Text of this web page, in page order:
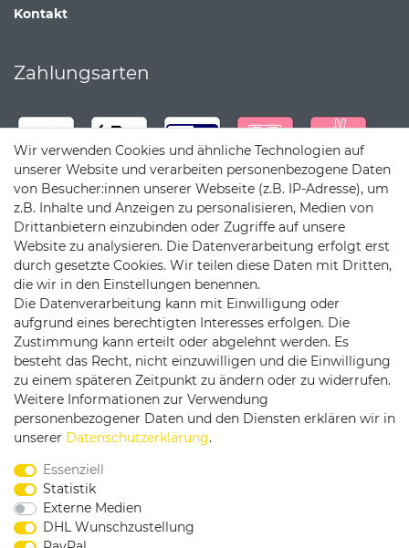
Kontakt
Zahlungsarten
Versandpartner
Service & Kontakt
Rufen Sie uns an unter:
0375 - 21459172
Wir verwenden Cookies und ähnliche Technologien auf
unserer Website und verarbeiten personenbezogene Daten
von Besucher:innen unserer Webseite (z.B. IP-Adresse), um
z.B. Inhalte und Anzeigen zu personalisieren, Medien von
Drittanbietern einzubinden oder Zugriffe auf unsere
Website zu analysieren. Die Datenverarbeitung erfolgt erst
durch gesetzte Cookies. Wir teilen diese Daten mit Dritten,
die wir in den Einstellungen benennen.
Die Datenverarbeitung kann mit Einwilligung oder
aufgrund eines berechtigten Interesses erfolgen. Die
Zustimmung kann erteilt oder abgelehnt werden. Es
besteht das Recht, nicht einzuwilligen und die Einwilligung
zu einem späteren Zeitpunkt zu ändern oder zu widerrufen.
Weitere Informationen zur Verwendung
personenbezogener Daten und den Diensten erklären wir in
unserer Daten­schutz­erklärung.
Essenziell
Statistik
Externe Medien
DHL Wunschzustellung